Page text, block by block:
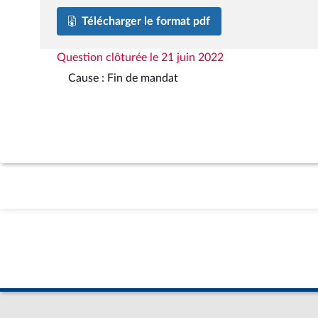
Télécharger le format pdf
Question clôturée le 21 juin 2022
Cause : Fin de mandat